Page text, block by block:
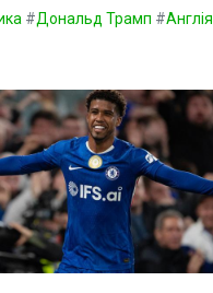
#Дональд Трамп #Англія